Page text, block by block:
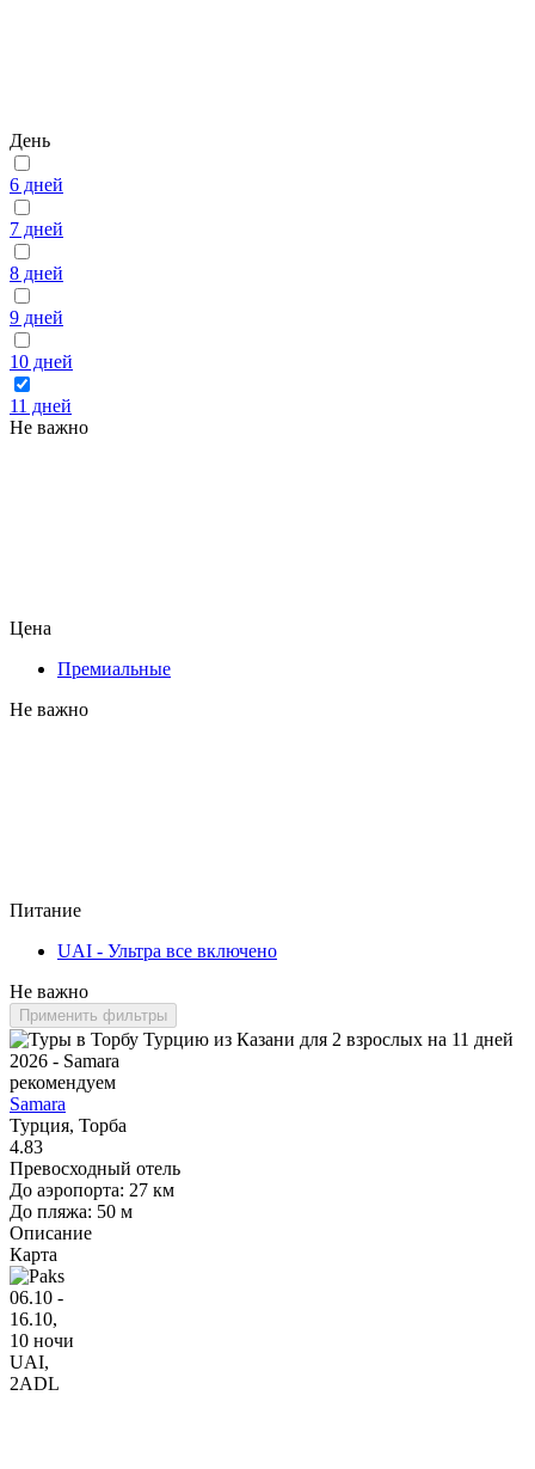
День
6 дней
7 дней
8 дней
9 дней
10 дней
11 дней
Не важно
Цена
Премиальные
Не важно
Питание
UAI - Ультра все включено
Не важно
Применить фильтры
рекомендуем
Samara
Турция, Торба
4.83
Превосходный отель
До аэропорта: 27 км
До пляжа: 50 м
Описание
Карта
06.10 -
16.10,
10 ночи
UAI,
2ADL